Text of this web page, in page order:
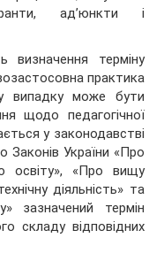
ад’юнкти і
визначення терміну
практика
випадку може бути
щодо педагогічної
у законодавстві
Законів України «Про
освіту», «Про вищу
діяльність» та
зазначений термін
складу відповідних